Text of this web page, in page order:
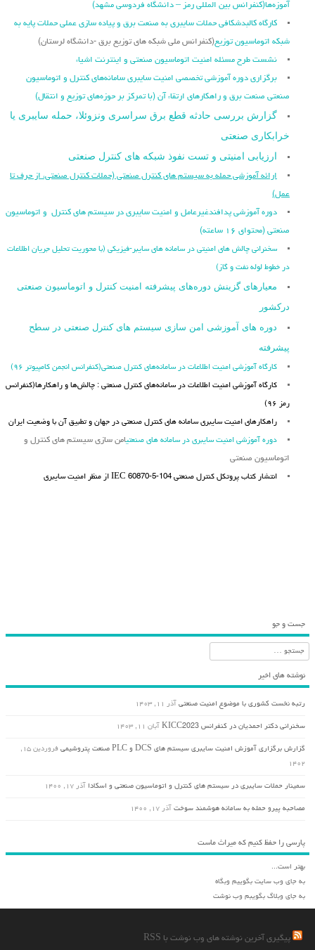
آموزه‌ها(کنفرانس بین المللی رمز – دانشگاه فردوسی مشهد)
کارگاه کالبدشکافی حملات سایبری به صنعت برق و پیاده سازی عملی حملات پایه به
شبکه اتوماسیون توزیع(کنفرانس ملی شبکه های توزیع برق -دانشگاه لرستان)
نشست طرح مسئله امنیت اتوماسیون صنعتی و اینترنت اشیاء
برگزاری دوره آموزشی تخصصی امنیت سایبری سامانه‌های کنترل و اتوماسیون
صنعتی صنعت برق و راهکارهای ارتقاء آن (با تمرکز بر حوزه‌های توزیع و انتقال)
گزارش بررسی حادثه قطع برق سراسری ونزوئلا، حمله سایبری یا
خرابکاری صنعتی
ارزیابی امنیتی و تست نفوذ شبکه های کنترل صنعتی
ارائه آموزشی حمله به سیستم های کنترل صنعتی (حملات کنترل صنعتی، از حرف تا
عمل)
دوره آموزشی پدافندغیرعامل و امنیت سایبری در سیستم های کنترل و اتوماسیون
صنعتی (محتوای ۱۶ ساعته)
سخنرانی چالش های امنیتی در سامانه های سایبر-فیزیکی (با محوریت تحلیل جریان اطلاعات
در خطوط لوله نفت و گاز)
معیارهای گزینش دوره‌های پیشرفته امنیت کنترل و اتوماسیون صنعتی
درکشور
دوره های آموزشی امن سازی سیستم های کنترل صنعتی در سطح
پیشرفته
کارگاه آموزشی امنیت اطلاعات در سامانه‌های کنترل صنعتی(کنفرانس انجمن کامپیوتر ۹۶)
کارگاه آموزشی امنیت اطلاعات در سامانه‌های کنترل صنعتی : چالش‌ها و راهکارها(کنفرانس
رمز ۹۶)
راهکارهای امنیت سایبری سامانه های کنترل صنعتی در جهان و تطبیق آن با وضعیت ایران
دوره آموزشی امنیت سایبری در سامانه های صنعتیامن سازی سیستم های کنترل و
اتوماسیون صنعتی
انتشار کتاب پروتکل کنترل صنعتی IEC 60870-5-104 از منظر امنیت سایبری
جست و جو
جستجو
نوشته های اخیر
رتبه نخست کشوری با موضوع امنیت صنعتی آذر ۱۱, ۱۴۰۳
سخنرانی دکتر احمدیان در کنفرانس KICC2023 آبان ۱۱, ۱۴۰۳
گزارش برگزاری آموزش امنیت سایبری سیستم های DCS و PLC صنعت پتروشیمی
فروردین ۱۵,
۱۴۰۲
سمینار حملات سایبری در سیستم های کنترل و اتوماسیون صنعتی و اسکادا آذر ۱۷, ۱۴۰۰
مصاحبه پیرو حمله به سامانه هوشمند سوخت آذر ۱۷, ۱۴۰۰
پارسی را حفظ کنیم که میراث ماست
بهتر است...
به جای وب سایت بگوییم وبگاه
به جای وبلاگ بگویبم وب نوشت
پیگیری آخرین نوشته های وب نوشت با RSS